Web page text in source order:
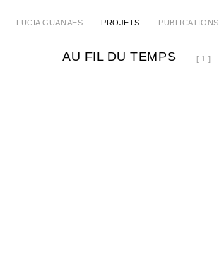
LUCIA GUANAES PROJETS PUBLICATIONS
AU FIL DU TEMPS [ 1 ]